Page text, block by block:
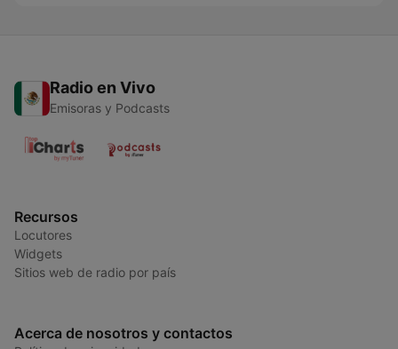
Radio en Vivo
Emisoras y Podcasts
Recursos
Locutores
Widgets
Sitios web de radio por país
Acerca de nosotros y contactos